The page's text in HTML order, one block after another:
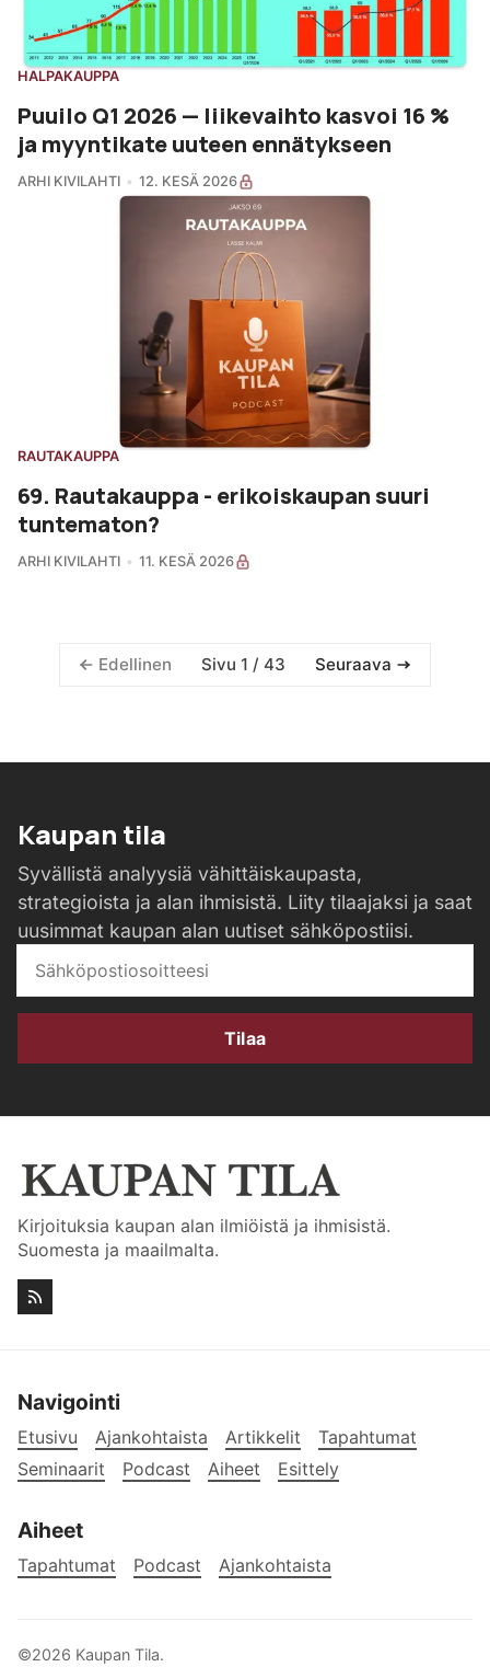
HALPAKAUPPA
Puuilo Q1 2026 — liikevaihto kasvoi 16 %
ja myyntikate uuteen ennätykseen
ARHI KIVILAHTI 12. KESÄ 2026
RAUTAKAUPPA
69. Rautakauppa - erikoiskaupan suuri
tuntematon?
ARHI KIVILAHTI 11. KESÄ 2026
Edellinen Sivu 1 / 43 Seuraava
Kaupan tila
Syvällistä analyysiä vähittäiskaupasta,
strategioista ja alan ihmisistä. Liity tilaajaksi ja saat
uusimmat kaupan alan uutiset sähköpostiisi.
Tilaa
Kirjoituksia kaupan alan ilmiöistä ja ihmisistä.
Suomesta ja maailmalta.
Navigointi
Etusivu Ajankohtaista Artikkelit
Tapahtumat
Seminaarit
Podcast Aiheet Esittely
Aiheet
Tapahtumat Podcast Ajankohtaista
©2026 Kaupan Tila.